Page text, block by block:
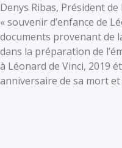
Denys Ribas, Président
« souvenir d’enfance de
documents provenant de
dans la préparation de
à Léonard de Vinci, 2019
anniversaire de sa mort